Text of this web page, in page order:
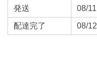
発送 08/11
配達完了 08/12